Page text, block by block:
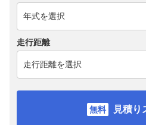
走行距離
見積り